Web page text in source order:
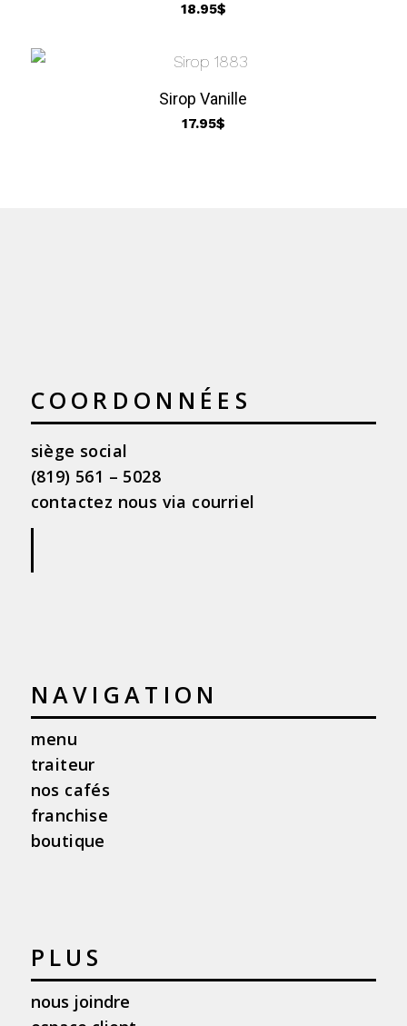
18.95$
Sirop Vanille
17.95$
COORDONNÉES
siège social
(819) 561 – 5028
contactez nous via courriel
NAVIGATION
menu
traiteur
nos cafés
franchise
boutique
PLUS
nous joindre